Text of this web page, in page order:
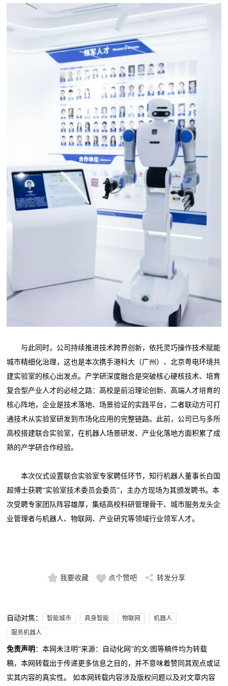
与此同时，公司持续推进技术跨界创新，依托灵巧操作技术赋能
城市精细化治理，这也是本次携手港科大（广州）、北京粤电环境共
建实验室的核心出发点。产学研深度融合是突破核心硬核技术、培育
复合型产业人才的必经之路：高校是前沿理论创新、高端人才培育的
核心阵地，企业是技术落地、场景验证的实践平台，二者联动方可打
通技术从实验室研发到市场化应用的完整链路。此前，公司已与多所
高校搭建联合实验室，在机器人场景研发、产业化落地方面积累了成
熟的产学研合作经验。
本次仪式设置联合实验室专家聘任环节，知行机器人董事长白国
超博士获聘“实验室技术委员会委员”，主办方现场为其颁发聘书。本
次受聘专家团队阵容雄厚，集结高校科研管理骨干、城市服务龙头企
业管理者与机器人、物联网、产业研究等领域行业领军人才。
我要收藏 点个赞吧 转发分享
自动对焦： 智能城市 具身智能 物联网
机器人
服务机器人
免责声明 ：本网未注明“来源：自动化网”的文/图等稿件均为转载
稿，本网转载出于传递更多信息之目的，并不意味着赞同其观点或证
实其内容的真实性。 如本网转载内容涉及版权问题以及对文章内容